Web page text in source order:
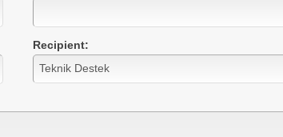
Recipient: